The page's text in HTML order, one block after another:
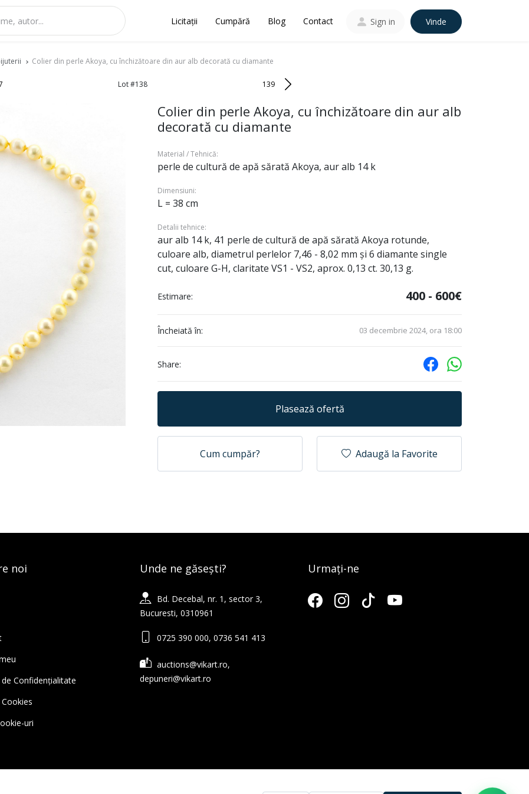
Licitații Cumpără Blog Contact Sign in Vinde
Colier din perle Akoya, cu închizătoare din aur alb decorată cu diamante
Lot #138 139
Colier din perle Akoya, cu închizătoare din aur alb
decorată cu diamante
Material / Tehnică:
perle de cultură de apă sărată Akoya, aur alb 14 k
Dimensiuni:
L = 38 cm
Detalii tehnice:
aur alb 14 k, 41 perle de cultură de apă sărată Akoya rotunde,
culoare alb, diametrul perlelor 7,46 - 8,02 mm și 6 diamante single
cut, culoare G-H, claritate VS1 - VS2, aprox. 0,13 ct. 30,13 g.
Estimare: 400 - 600€
Încheiată în: 03 decembrie 2024, ora 18:00
Share:
Plasează ofertă
Cum cumpăr? Adaugă la Favorite
noi
Confidențialitate
uri
Unde ne găsești?
Bd. Decebal, nr. 1, sector 3,
Bucuresti, 0310961
0725 390 000, 0736 541 413
auctions@vikart.ro,
depuneri@vikart.ro
Urmați-ne